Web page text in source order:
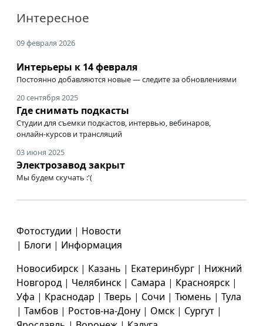
Интересное
09 февраля 2026
Интерьеры к 14 февраля
Постоянно добавляются новые — следите за обновлениями
20 сентября 2025
Где снимать подкасты
Студии для съемки подкастов, интервью, вебинаров,
онлайн-курсов и трансляций
03 июня 2025
Электрозавод закрыт
Мы будем скучать :'(
Фотостудии | Новости
| Блоги | Информация
Новосибирск | Казань | Екатеринбург | Нижний
Новгород | Челябинск | Самара | Красноярск |
Уфа | Краснодар | Тверь | Сочи | Тюмень | Тула
| Тамбов | Ростов-на-Дону | Омск | Сургут |